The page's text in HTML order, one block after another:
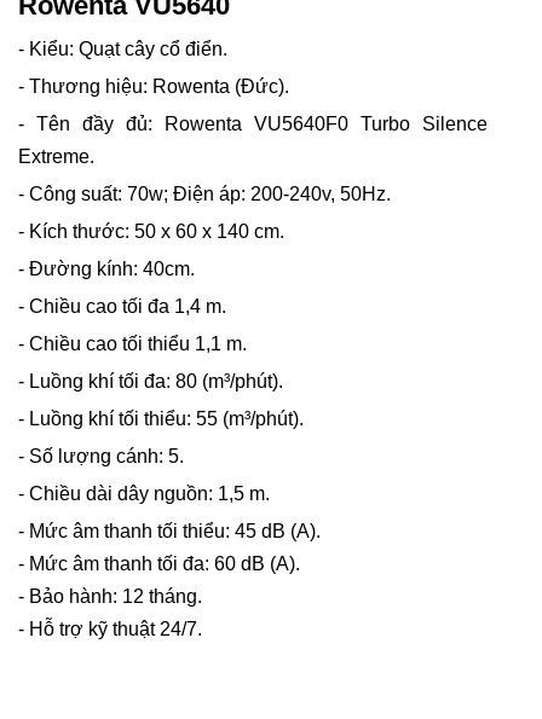
- Kiểu: Quạt cây cổ điển.
- Thương hiệu: Rowenta (Đức).
- Tên đầy đủ: Rowenta VU5640F0 Turbo Silence
Extreme.
- Công suất: 70w; Điện áp: 200-240v, 50Hz.
- Kích thước: 50 x 60 x 140 cm.
- Đường kính: 40cm.
- Chiều cao tối đa 1,4 m.
- Chiều cao tối thiểu 1,1 m.
- Luồng khí tối đa: 80 (m³/phút).
- Luồng khí tối thiểu: 55 (m³/phút).
- Số lượng cánh: 5.
- Chiều dài dây nguồn: 1,5 m.
- Mức âm thanh tối thiểu: 45 dB (A).
- Mức âm thanh tối đa: 60 dB (A).
- Bảo hành: 12 tháng.
- Hỗ trợ kỹ thuật 24/7.